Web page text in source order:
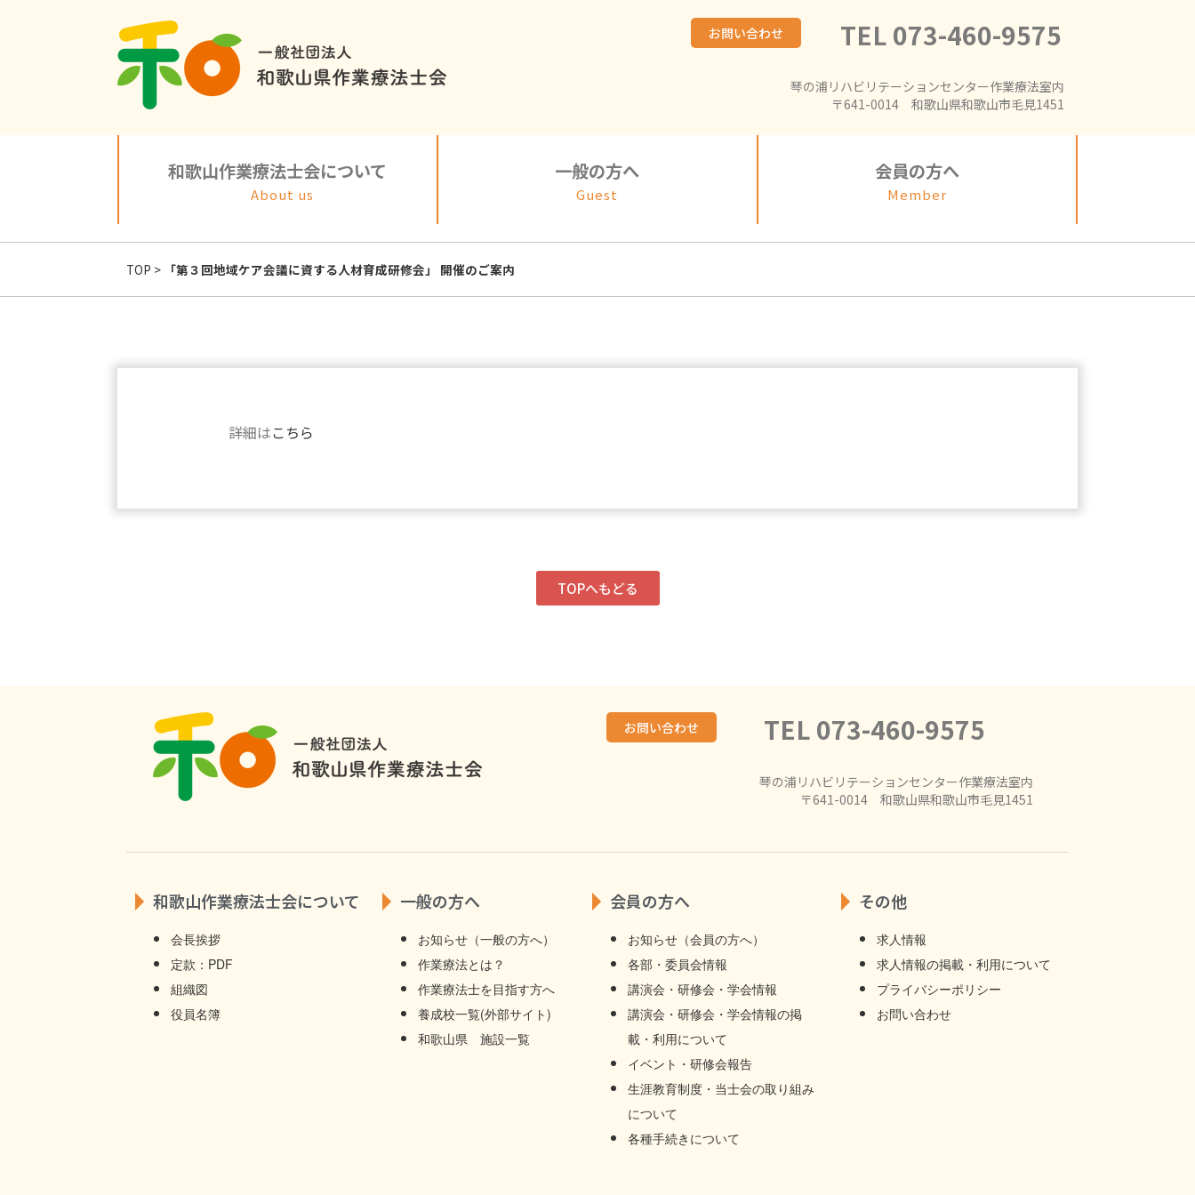
お問い合わせ TEL 073-460-9575
琴の浦リハビリテーションセンター作業療法室内
〒641-0014 和歌山県和歌山市毛見1451
和歌山作業療法士会について
About us
一般の方へ
Guest
会員の方へ
Member
TOP > 「第３回地域ケア会議に資する人材育成研修会」 開催のご案内
詳細はこちら
TOPへもどる
お問い合わせ TEL 073-460-9575
琴の浦リハビリテーションセンター作業療法室内
〒641-0014 和歌山県和歌山市毛見1451
和歌山作業療法士会について
会長挨拶
定款：PDF
組織図
役員名簿
一般の方へ
お知らせ（一般の方へ）
作業療法とは？
作業療法士を目指す方へ
養成校一覧(外部サイト)
和歌山県 施設一覧
会員の方へ
お知らせ（会員の方へ）
各部・委員会情報
講演会・研修会・学会情報
講演会・研修会・学会情報の掲
載・利用について
イベント・研修会報告
生涯教育制度・当士会の取り組み
について
各種手続きについて
その他
求人情報
求⼈情報の掲載・利⽤について
プライバシーポリシー
お問い合わせ